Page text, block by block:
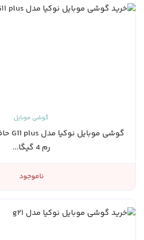
گوشی موبایل
رم 4 گیگا...
ناموجود